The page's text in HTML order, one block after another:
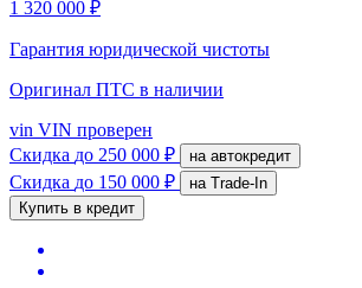
1 320 000 ₽
Гарантия юридической чистоты
Оригинал ПТС в наличии
vin VIN проверен
Скидка до 250 000 ₽ на автокредит
Скидка до 150 000 ₽
на Trade-In
Купить в кредит